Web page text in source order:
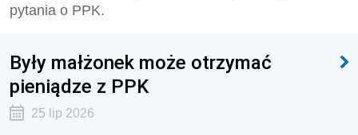
pytania o PPK.
Były małżonek może otrzymać
pieniądze z PPK
25 lip 2026